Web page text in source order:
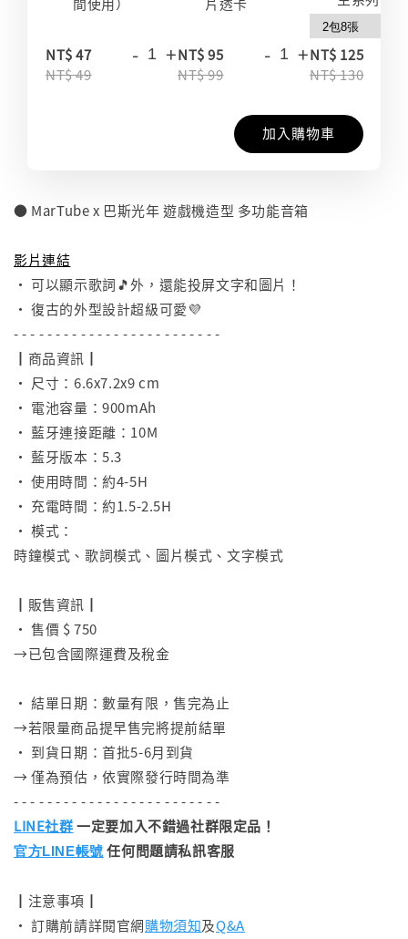
NT$ 47
NT$ 49
- +NT$ 95
NT$ 99
- +NT$ 125
NT$ 130
加入購物車
● MarTube x 巴斯光年 遊戲機造型 多功能音箱
影片連結
• 可以顯示歌詞🎵外，還能投屏文字和圖片！
• 復古的外型設計超級可愛💜
- - - - - - - - - - - - - - - - - - - - - - - - -
┃商品資訊┃
• 尺寸：6.6x7.2x9 cm
• 電池容量：900mAh
• 藍牙連接距離：10M
• 藍牙版本：5.3
• 使用時間：約4-5H
• 充電時間：約1.5-2.5H
• 模式：
時鐘模式、歌詞模式、圖片模式、文字模式
┃販售資訊┃
• 售價 $ 750
→已包含國際運費及稅金
• 結單日期：數量有限，售完為止
→若限量商品提早售完將提前結單
• 到貨日期：首批5-6月到貨
→ 僅為預估，依實際發行時間為準
- - - - - - - - - - - - - - - - - - - - - - - - -
LINE社群一定要加入不錯過社群限定品！
官方LINE帳號 任何問題請私訊客服
┃注意事項┃
• 訂購前請詳閱官網購物須知及Q&A